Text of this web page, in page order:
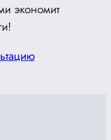
экономит